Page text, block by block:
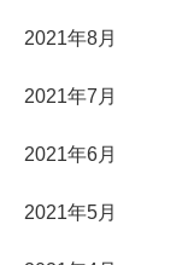
2021年8月
2021年7月
2021年6月
2021年5月